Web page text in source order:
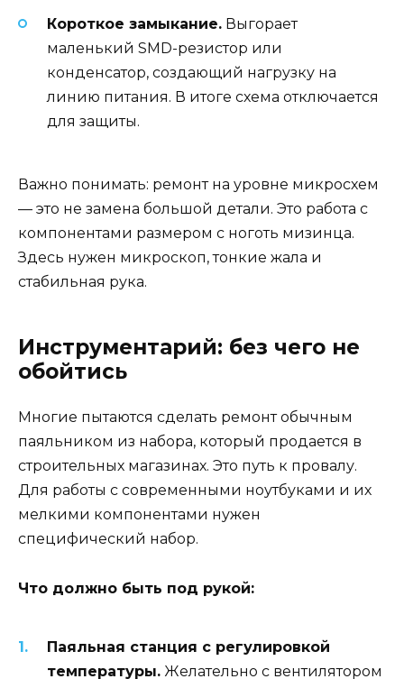
Короткое замыкание. Выгорает
маленький SMD-резистор или
конденсатор, создающий нагрузку на
линию питания. В итоге схема отключается
для защиты.
Важно понимать: ремонт на уровне микросхем
— это не замена большой детали. Это работа с
компонентами размером с ноготь мизинца.
Здесь нужен микроскоп, тонкие жала и
стабильная рука.
Инструментарий: без чего не
обойтись
Многие пытаются сделать ремонт обычным
паяльником из набора, который продается в
строительных магазинах. Это путь к провалу.
Для работы с современными ноутбуками и их
мелкими компонентами нужен
специфический набор.
Что должно быть под рукой:
Паяльная станция с регулировкой
температуры. Желательно с вентилятором